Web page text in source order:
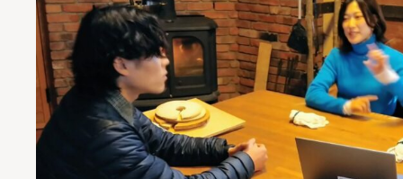
- 特集記事
- 体験記事
- モデルプラン